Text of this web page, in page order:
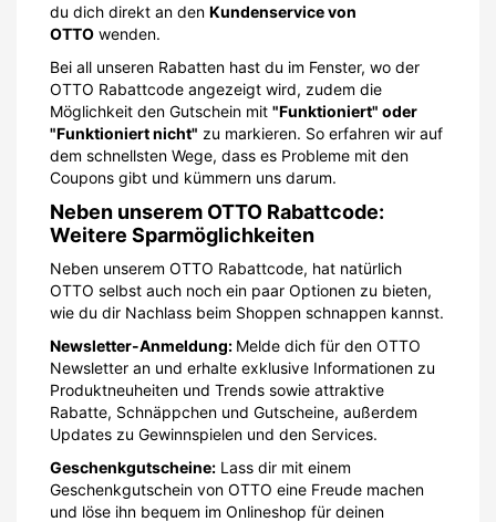
du dich direkt an den Kundenservice von
OTTO wenden.
Bei all unseren Rabatten hast du im Fenster, wo der
OTTO Rabattcode angezeigt wird, zudem die
Möglichkeit den Gutschein mit "Funktioniert" oder
"Funktioniert nicht" zu markieren. So erfahren wir auf
dem schnellsten Wege, dass es Probleme mit den
Coupons gibt und kümmern uns darum.
Neben unserem OTTO Rabattcode:
Weitere Sparmöglichkeiten
Neben unserem OTTO Rabattcode, hat natürlich
OTTO selbst auch noch ein paar Optionen zu bieten,
wie du dir Nachlass beim Shoppen schnappen kannst.
Newsletter-Anmeldung: Melde dich für den OTTO
Newsletter an und erhalte exklusive Informationen zu
Produktneuheiten und Trends sowie attraktive
Rabatte, Schnäppchen und Gutscheine, außerdem
Updates zu Gewinnspielen und den Services.
Geschenkgutscheine: Lass dir mit einem
Geschenkgutschein von OTTO eine Freude machen
und löse ihn bequem im Onlineshop für deinen